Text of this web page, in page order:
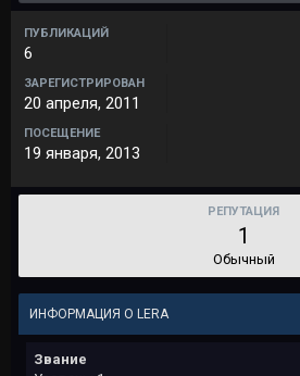
ПУБЛИКАЦИЙ
6
ЗАРЕГИСТРИРОВАН
20 апреля, 2011
ПОСЕЩЕНИЕ
19 января, 2013
РЕПУТАЦИЯ
1
Обычный
ИНФОРМАЦИЯ О LERA
Звание